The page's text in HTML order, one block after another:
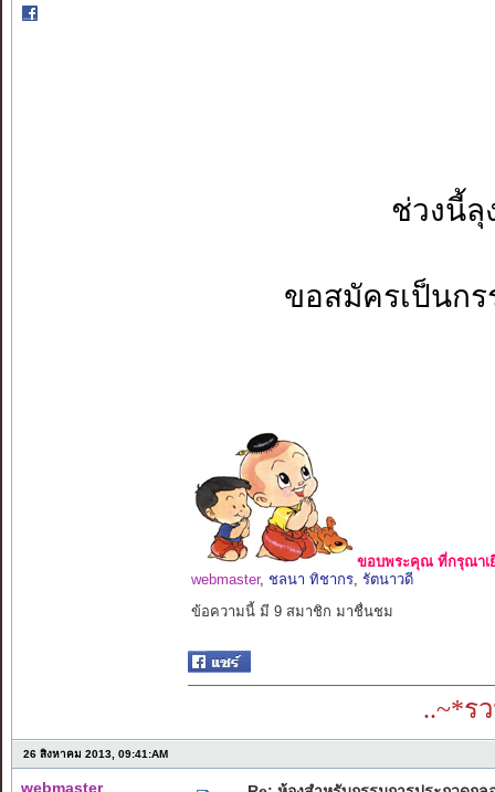
ช่วงนี้ลุ
ขอสมัครเป็นก
ขอบพระคุณ ที่กรุณาเ
webmaster, ชลนา ทิชากร, รัตนาวดี
ข้อความนี้ มี 9 สมาชิก มาชื่นชม
..~*ร
26 สิงหาคม 2013, 09:41:AM
webmaster